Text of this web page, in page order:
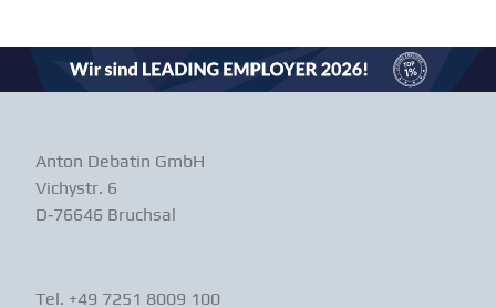
Anton Debatin GmbH
Vichystr. 6